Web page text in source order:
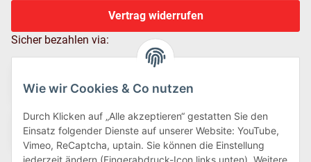
Wie wir Cookies & Co nutzen
Durch Klicken auf „Alle akzeptieren“ gestatten Sie den
Einsatz folgender Dienste auf unserer Website: YouTube,
Vimeo, ReCaptcha, uptain. Sie können die Einstellung
jederzeit ändern (Fingerabdruck-Icon links unten). Weitere
Vertrag widerrufen
Sicher bezahlen via: